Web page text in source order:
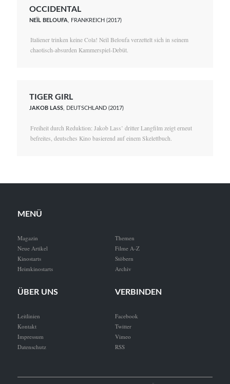
OCCIDENTAL
NEÏL BELOUFA , FRANKREICH (2017)
Italiener trinken keine Cola! Neïl Beloufa verzettelt sich in seinem
chaotisch-absurden Kammerspiel-Debüt.
TIGER GIRL
JAKOB LASS, DEUTSCHLAND (2017)
Freiheit durch Reduktion: Jakob Lass’ dritter Langfilm zeigt erneut
befreites, deutsches Kino basierend auf einem Skelettbuch.
MENÜ
Magazin
Neue Artikel
Kinostarts
Heimkinostarts
Themen
Filme A-Z
Stöbern
Archiv
ÜBER UNS
Leitlinien
Kontakt
Impressum
Datenschutz
VERBINDEN
Facebook
Twitter
Vimeo
RSS